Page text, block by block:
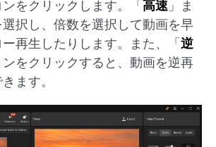
ンをクリックします。「 高速 」ま
選択し、倍数を選択して動画を早
再生したりします。また、「 逆
ンをクリックすると、動画を逆再
ます。